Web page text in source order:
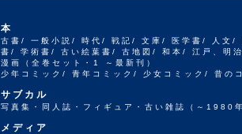
本
古書/ 一般小説/ 時代/ 戦記/ 文庫/ 医学書/ 人文/
書/ 学術書/ 古い絵葉書/ 古地図/ 和本/ 江戸、明
漫画（全巻セット・1 ～最新刊）
少年コミック/ 青年コミック/ 少女コミック/ 昔の
サブカル
写真集・同人誌・フィギュア・古い雑誌（～1980
メディア